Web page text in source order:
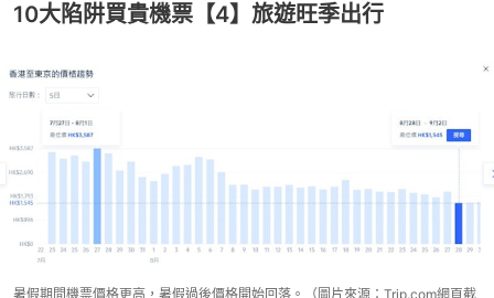
10大陷阱買貴機票【4】旅遊旺季出行
暑假期間機票價格更高，暑假過後價格開始回落。（圖片來源：Trip.com網頁截